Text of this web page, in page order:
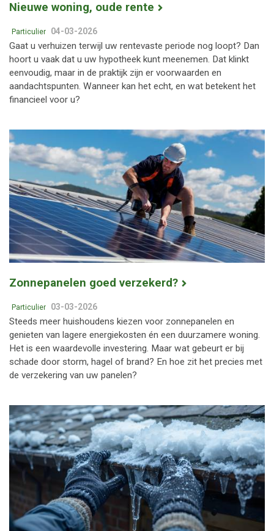
Nieuwe woning, oude rente
Particulier 04-03-2026
Gaat u verhuizen terwijl uw rentevaste periode nog loopt? Dan
hoort u vaak dat u uw hypotheek kunt meenemen. Dat klinkt
eenvoudig, maar in de praktijk zijn er voorwaarden en
aandachtspunten. Wanneer kan het echt, en wat betekent het
financieel voor u?
Zonnepanelen goed verzekerd?
Particulier 03-03-2026
Steeds meer huishoudens kiezen voor zonnepanelen en
genieten van lagere energiekosten én een duurzamere woning.
Het is een waardevolle investering. Maar wat gebeurt er bij
schade door storm, hagel of brand? En hoe zit het precies met
de verzekering van uw panelen?